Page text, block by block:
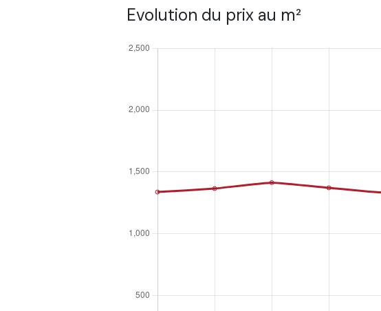
Evolution du prix au m²